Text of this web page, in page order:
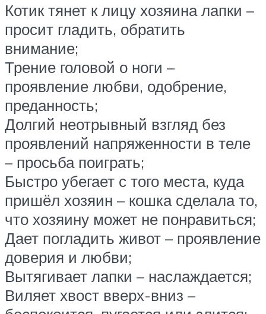
Котик тянет к лицу хозяина лапки –
просит гладить, обратить
внимание;
Трение головой о ноги –
проявление любви, одобрение,
преданность;
Долгий неотрывный взгляд без
проявлений напряженности в теле
– просьба поиграть;
Быстро убегает с того места, куда
пришёл хозяин – кошка сделала то,
что хозяину может не понравиться;
Дает погладить живот – проявление
доверия и любви;
Вытягивает лапки – наслаждается;
Виляет хвост вверх-вниз –